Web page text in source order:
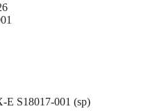
E S18017-001 (sp)